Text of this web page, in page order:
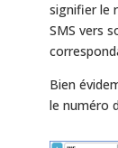
signifier le
SMS vers
Bien
le numéro